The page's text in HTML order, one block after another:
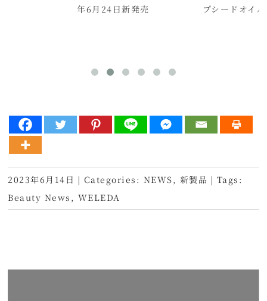
年6月24日新発売
プシードオイ
2023年6月14日 | Categories: NEWS , 新製品 | Tags:
Beauty News , WELEDA